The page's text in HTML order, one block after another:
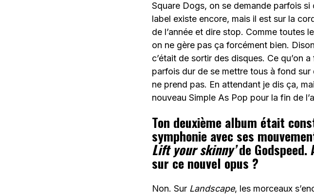
Square Dogs, on se demande parfois
label existe encore, mais il est sur la
de l’année et dire stop. Comme toutes
on ne gère pas ça forcément bien.
c’était de sortir des disques. Ce qu’on
parfois dur de se mettre tous à fond
ne prend pas. En attendant je dis ça,
nouveau Simple As Pop pour la fin de
Ton deuxième album était
symphonie avec ses
Lift your skinny’de
sur ce nouvel opus ?
Non. Sur Landscape, les morceaux